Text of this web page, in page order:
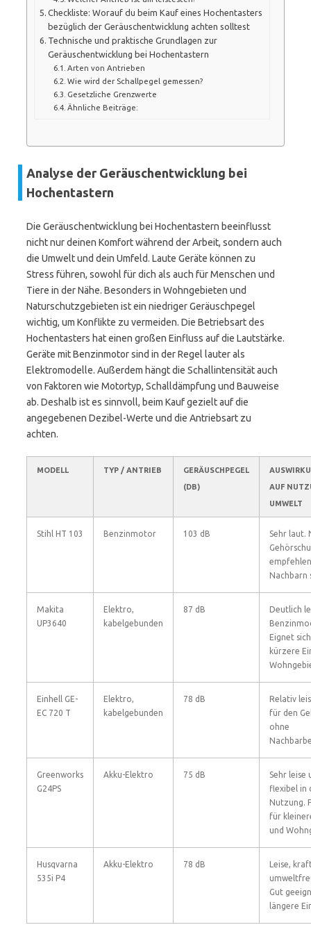
Checkliste: Worauf du beim Kauf eines Hochentasters
bezüglich der Geräuschentwicklung achten solltest
Technische und praktische Grundlagen zur
Geräuschentwicklung bei Hochentastern
Arten von Antrieben
Wie wird der Schallpegel gemessen?
Gesetzliche Grenzwerte
Ähnliche Beiträge:
Analyse der Geräuschentwicklung bei
Hochentastern
Die Geräuschentwicklung bei Hochentastern beeinflusst
nicht nur deinen Komfort während der Arbeit, sondern auch
die Umwelt und dein Umfeld. Laute Geräte können zu
Stress führen, sowohl für dich als auch für Menschen und
Tiere in der Nähe. Besonders in Wohngebieten und
Naturschutzgebieten ist ein niedriger Geräuschpegel
wichtig, um Konflikte zu vermeiden. Die Betriebsart des
Hochentasters hat einen großen Einfluss auf die Lautstärke.
Geräte mit Benzinmotor sind in der Regel lauter als
Elektromodelle. Außerdem hängt die Schallintensität auch
von Faktoren wie Motortyp, Schalldämpfung und Bauweise
ab. Deshalb ist es sinnvoll, beim Kauf gezielt auf die
angegebenen Dezibel-Werte und die Antriebsart zu
achten.
MODELL TYP / ANTRIEB
GERÄUSCHPEGEL
(DB)
AUF
UMWELT
Stihl HT 103 Benzinmotor 103 dB
Sehr laut.
Nachbarn
Makita
UP3640
Elektro,
kabelgebunden
87 dB
Deutlich
Eignet
kürzere
Einhell GE-
EC 720 T
Elektro,
kabelgebunden
78 dB
Relativ
für den
ohne
Greenworks
G24PS
Akku-Elektro 75 dB
Sehr leise
flexibel in
Nutzung.
für
und
Husqvarna
535i P4
Akku-Elektro 78 dB
Leise,
Gut
längere